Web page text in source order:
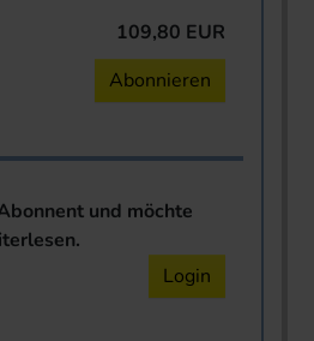
109,80 EUR
Abonnieren
und möchte
Login